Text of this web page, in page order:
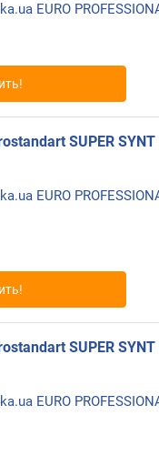
EURO
SUPER
EURO
SUPER
EURO